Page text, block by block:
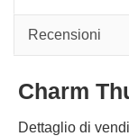
Recensioni
Charm
Dettaglio di